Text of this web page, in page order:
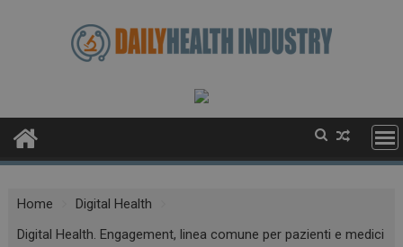
Home
Digital Health
Digital Health. Engagement, linea comune per pazienti e medici